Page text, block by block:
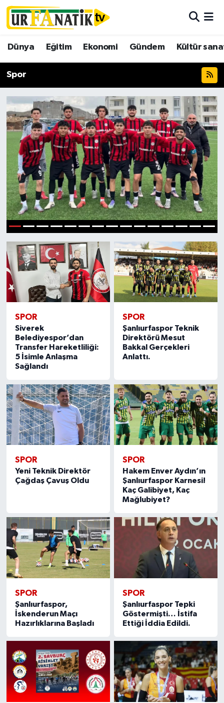
Dünya Eğitim Ekonomi Gündem Kültür
Spor
SPOR
Siverek
Belediyespor’dan
Transfer Hareketliliği:
5 İsimle Anlaşma
Sağlandı
SPOR
Şanlıurfaspor Teknik
Direktörü Mesut
Bakkal Gerçekleri
Anlattı.
SPOR
Yeni Teknik Direktör
Çağdaş Çavuş Oldu
SPOR
Hakem Enver Aydın’ın
Şanlıurfaspor Karnesi!
Kaç Galibiyet, Kaç
Mağlubiyet?
SPOR
Şanlıurfaspor,
İskenderun Maçı
Hazırlıklarına Başladı
SPOR
Şanlıurfaspor Tepki
Göstermişti… İstifa
Ettiği İddia Edildi.
Trafik Durumu
Süper Lig Puan Durumu ve Fikstür
Tüm Manşetler
Son Dakika Haberleri
Haber Arşivi